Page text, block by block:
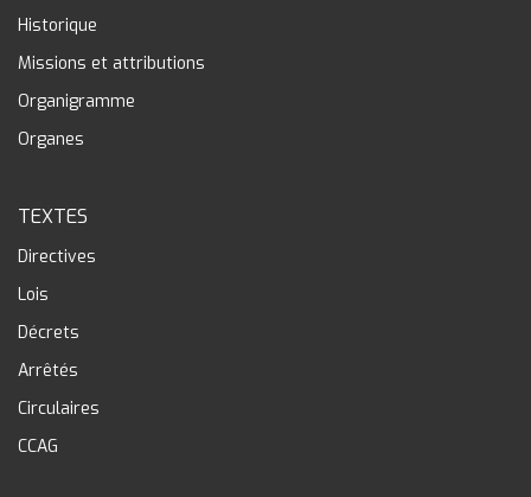
Historique
Missions et attributions
Organigramme
Organes
TEXTES
Directives
Lois
Décrets
Arrêtés
Circulaires
CCAG